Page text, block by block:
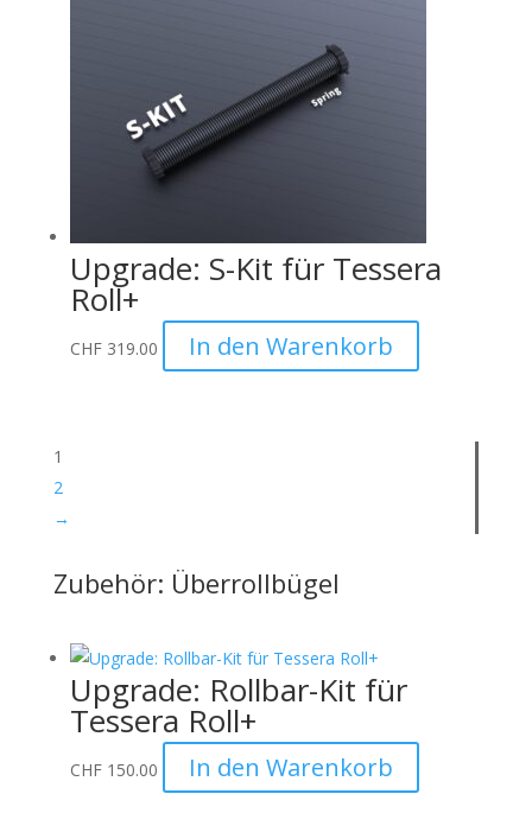
Upgrade: S-Kit für Tessera
Roll+
CHF319.00 In den Warenkorb
1
2
→
Zubehör: Überrollbügel
Upgrade: Rollbar-Kit für
Tessera Roll+
CHF150.00 In den Warenkorb